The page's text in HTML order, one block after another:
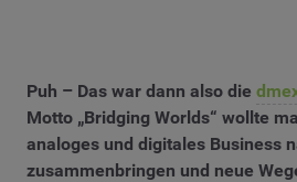
Puh – Das war dann also die
Motto „Bridging Worlds“ wollte
analoges und digitales Business
zusammenbringen und neue